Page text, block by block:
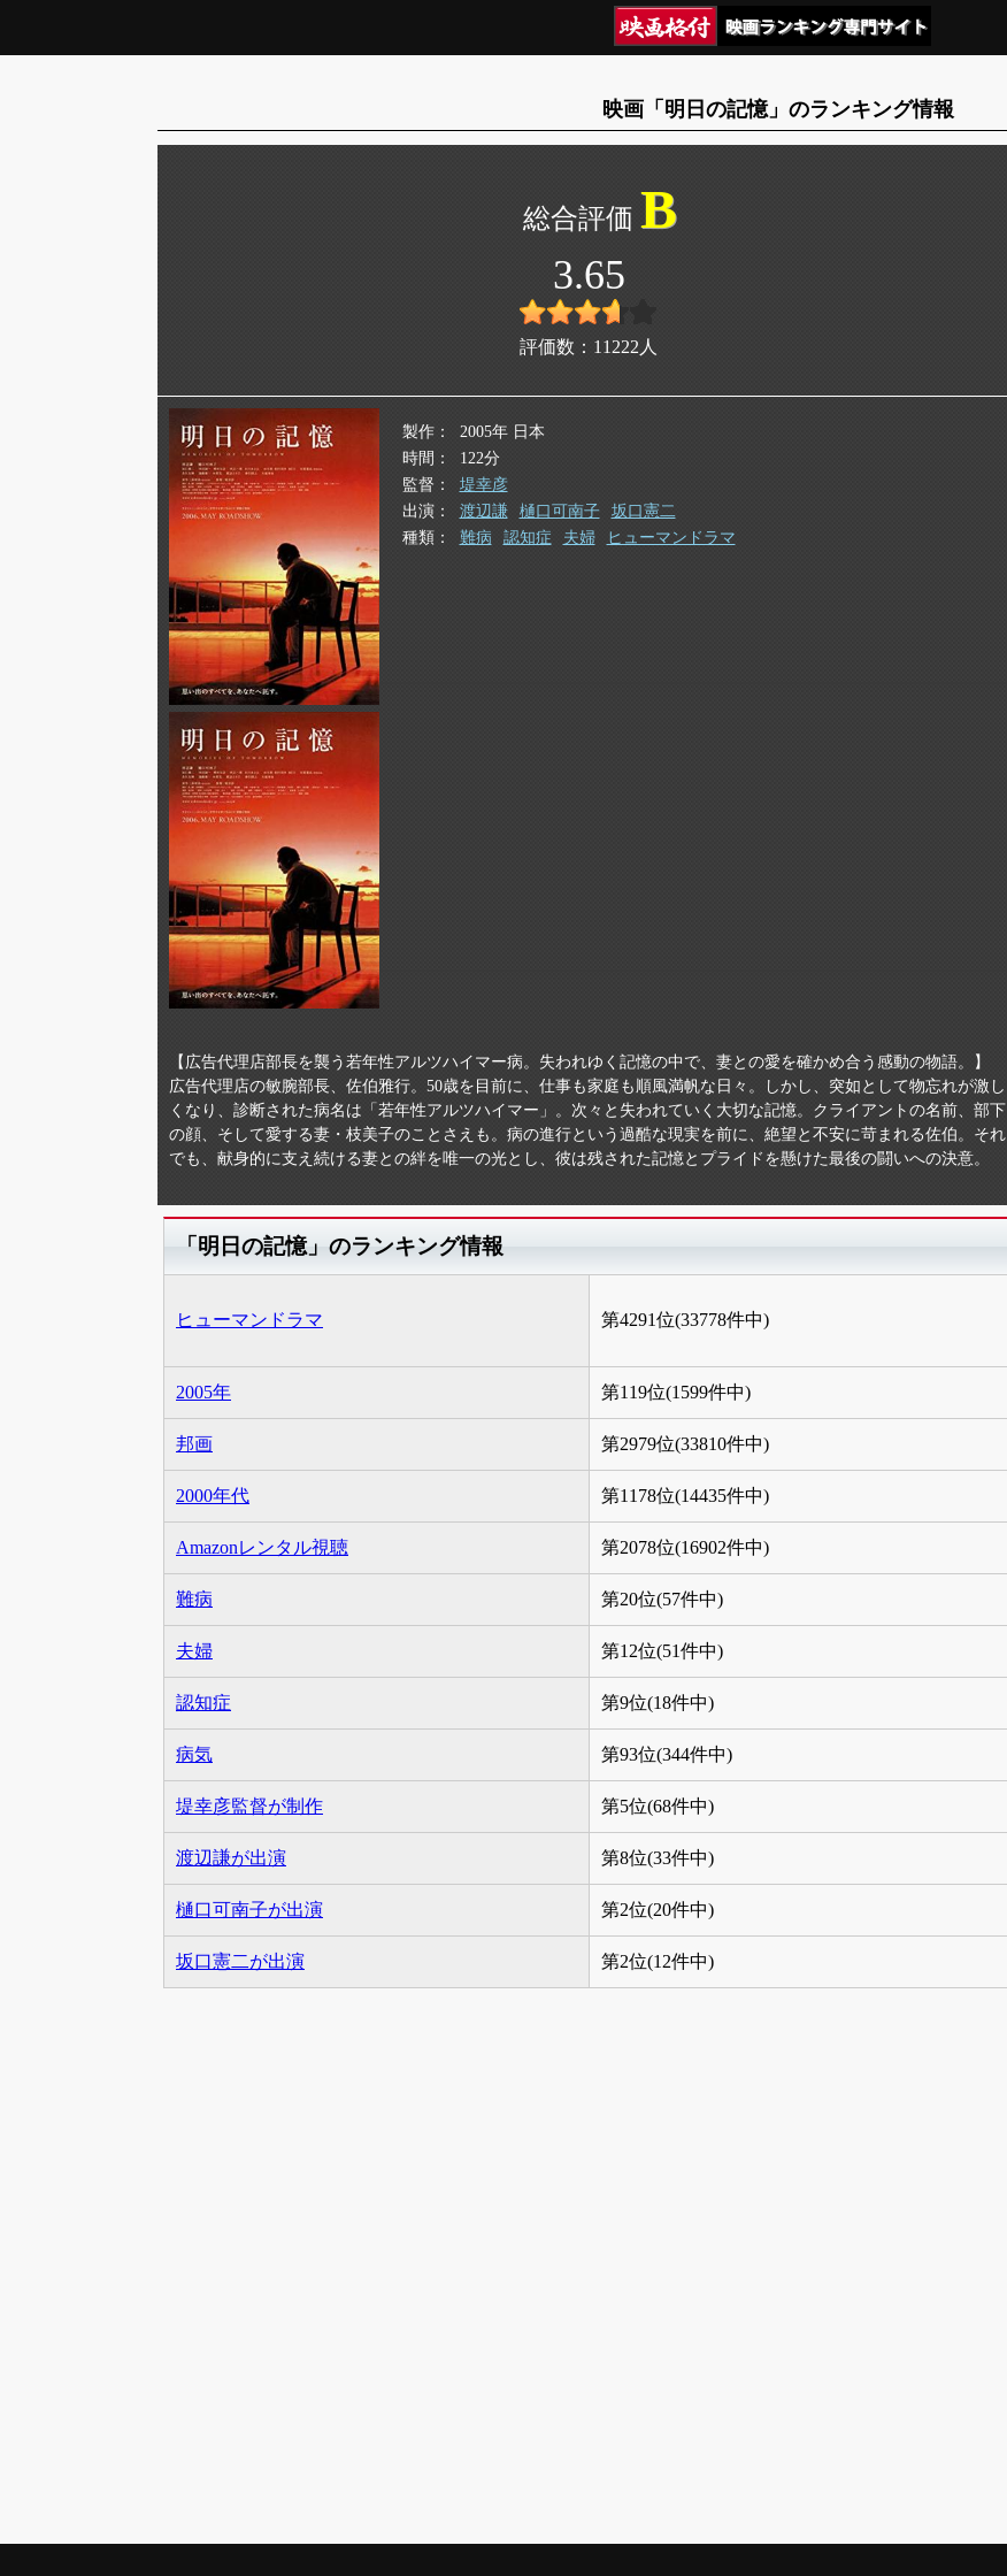
映画「明日の記憶」のランキング情報
B
3.65
評価数： 11222 人
製作
2005年 日本
時間
122分
監督
堤幸彦
出演
渡辺謙 樋口可南子
坂口憲二
種類
難病 認知症 夫婦 ヒューマンドラマ
【広告代理店部長を襲う若年性アルツハイマー病。失われゆく記憶の中で、妻との愛を確かめ合う感動の物語。】
広告代理店の敏腕部長、佐伯雅行。50歳を目前に、仕事も家庭も順風満帆な日々。しかし、突如として物忘れが激し
くなり、診断された病名は「若年性アルツハイマー」。次々と失われていく大切な記憶。クライアントの名前、部下
の顔、そして愛する妻・枝美子のことさえも。病の進行という過酷な現実を前に、絶望と不安に苛まれる佐伯。それ
でも、献身的に支え続ける妻との絆を唯一の光とし、彼は残された記憶とプライドを懸けた最後の闘いへの決意。
「明日の記憶」のランキング情報
ヒューマンドラマ 第4291位(33778件中)
2005年 第119位(1599件中)
邦画 第2979位(33810件中)
2000年代 第1178位(14435件中)
Amazonレンタル視聴 第2078位(16902件中)
難病 第20位(57件中)
夫婦 第12位(51件中)
認知症 第9位(18件中)
病気 第93位(344件中)
堤幸彦監督が制作 第5位(68件中)
渡辺謙が出演 第8位(33件中)
樋口可南子が出演 第2位(20件中)
坂口憲二が出演 第2位(12件中)